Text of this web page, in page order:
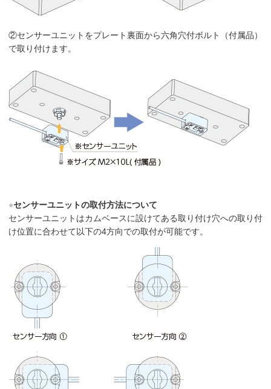
②センサーユニットをプレート裏面から六角穴付ボルト（付属品）
で取り付けます。
●センサーユニットの取付方法について
センサーユニットはカムベースに設けてある取り付け穴への取り付
け位置に合わせて以下の4方向での取付が可能です。